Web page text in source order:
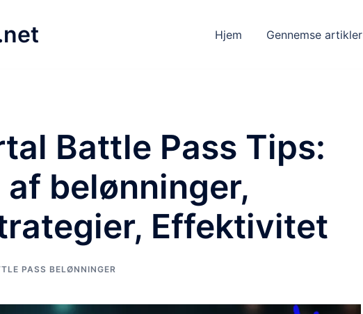
Hjem Gennemse artikler
Battle Pass Tips:
belønninger,
Effektivitet
PASS BELØNNINGER